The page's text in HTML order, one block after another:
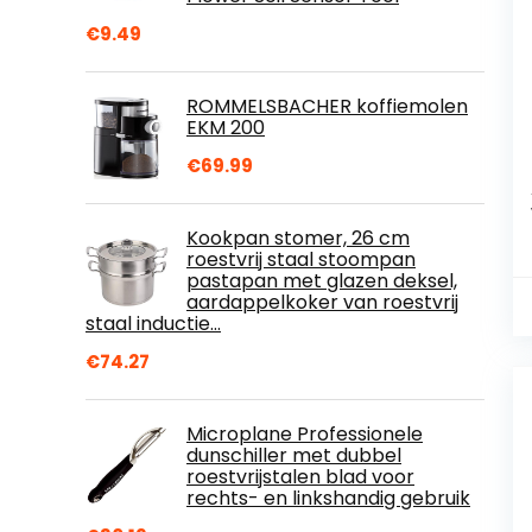
€9.49
ROMMELSBACHER koffiemolen
EKM 200
€69.99
Kookpan stomer, 26 cm
roestvrij staal stoompan
pastapan met glazen deksel,
aardappelkoker van roestvrij
staal inductie…
€74.27
Microplane Professionele
dunschiller met dubbel
roestvrijstalen blad voor
rechts- en linkshandig gebruik